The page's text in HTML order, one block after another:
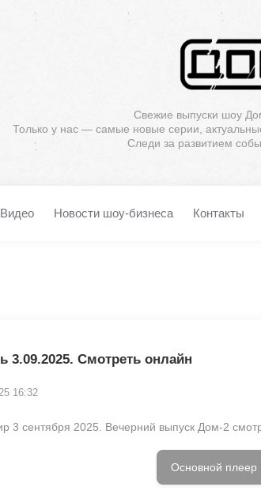
Свежие выпуски шоу
Только у нас — самые новые серии,
Следи за развитием
Видео Новости шоу-бизнеса Контакты
Смотреть онлайн
16:32
3 сентября 2025. Вечерний выпуск Дом-2
Основной плеер